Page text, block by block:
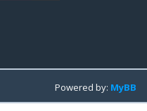
Powered by:MyBB